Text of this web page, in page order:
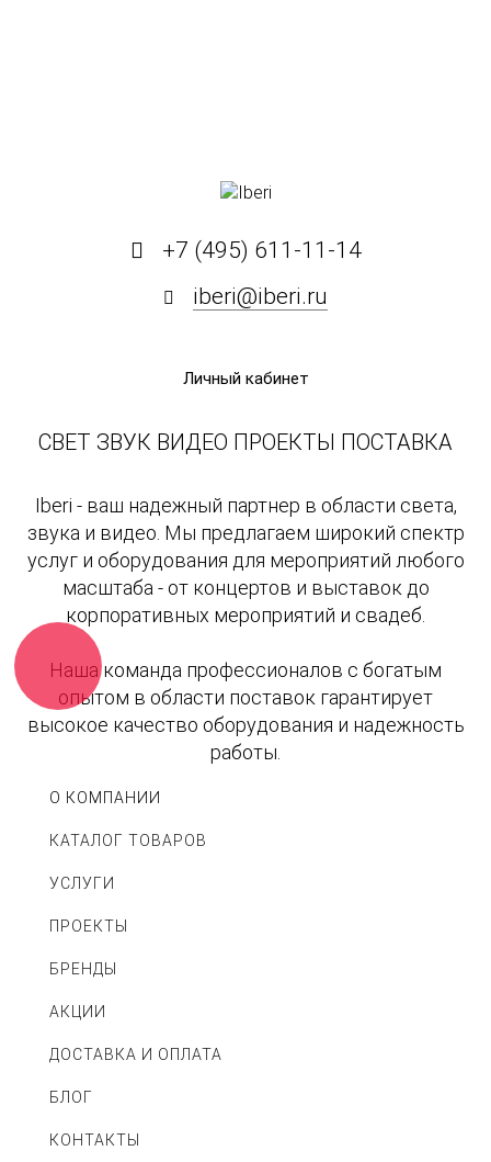
+7 (495) 611-11-14
iberi@iberi.ru
Личный кабинет
СВЕТ ЗВУК ВИДЕО ПРОЕКТЫ ПОСТАВКА
Iberi - ваш надежный партнер в области света,
звука и видео. Мы предлагаем широкий спектр
услуг и оборудования для мероприятий любого
масштаба - от концертов и выставок до
корпоративных мероприятий и свадеб.
Наша команда профессионалов с богатым
опытом в области поставок гарантирует
высокое качество оборудования и надежность
работы.
О КОМПАНИИ
КАТАЛОГ ТОВАРОВ
УСЛУГИ
ПРОЕКТЫ
БРЕНДЫ
АКЦИИ
ДОСТАВКА И ОПЛАТА
БЛОГ
КОНТАКТЫ